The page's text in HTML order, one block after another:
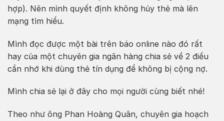
hợp). Nên mình quyết định không hủy thẻ mà lên
mạng tìm hiểu.
Mình đọc được một bài trên báo online nào đó rất
hay của một chuyên gia ngân hàng chia sẻ về 2 điều
cần nhớ khi dùng thẻ tín dụng để không bị cộng nợ.
Mình chia sẻ lại ở đây cho mọi người cùng biết nhé!
Theo như ông Phan Hoàng Quân, chuyên gia hoạch